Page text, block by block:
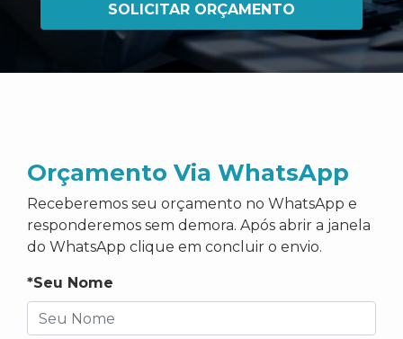
SOLICITAR ORÇAMENTO
Orçamento Via WhatsApp
Receberemos seu orçamento no WhatsApp e
responderemos sem demora. Após abrir a janela
do WhatsApp clique em concluir o envio.
*Seu Nome